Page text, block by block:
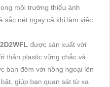
môi trường thiếu ánh
sắc nét ngay cả khi làm việc
được sản xuất với
thân plastic vững chắc và
ban đêm với hồng ngoại lên
giúp bạn quan sát từ xa